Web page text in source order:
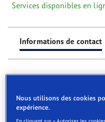
Services disponibles en
Informations de contact
Find your tyres
Nous utilisons des cookies
expérience.